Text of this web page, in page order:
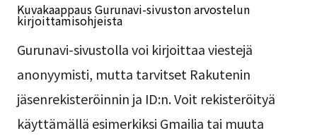
Kuvakaappaus Gurunavi-sivuston arvostelun
kirjoittamisohjeista
Gurunavi-sivustolla voi kirjoittaa viestejä
anonyymisti, mutta tarvitset Rakutenin
jäsenrekisteröinnin ja ID:n. Voit rekisteröityä
käyttämällä esimerkiksi Gmailia tai muuta